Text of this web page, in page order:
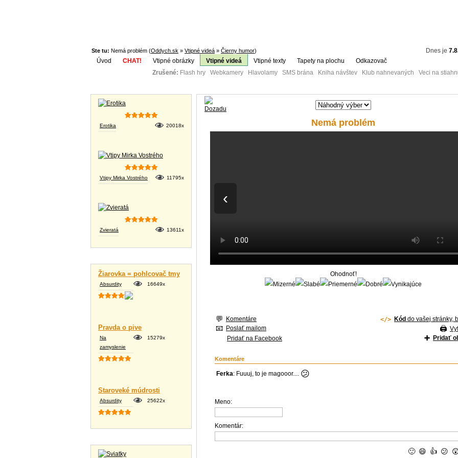
Ste tu: Nemá problém (Oddych.sk » Vtipné videá » Čierny humor) Dnes je
Úvod
CHAT! Vtipné obrázky Vtipné videá Vtipné texty Tapety na plochu
Odkazovač
Zrušené: Flash hry Webkamery Hlavolamy SMS brána Kniha návštev Klub nahnevaných Veci na
Erotika 20018x
Vtipy Mirka Vostrého 11795x
Zvieratá 13611x
Žiarovka = pohlcovač tmy
Absurdity 16649x
Pravda o pive
Na
zamyslenie
15279x
Staroveké múdrosti
Absurdity 25622x
Nemá problém
‹
Ohodnoť!
Komentáre
Poslať mailom
Pridať na Facebook
Kód do vašej stránky,
Pridať
Komentáre
Ferka: Fuuuj, to je magooor.... 😕
Meno:
Komentár:
🙂 😄 👍 😕